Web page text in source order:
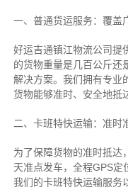
一、普通货运服务：覆盖
好运吉通镇江物流公司提
的货物重量是几百公斤还
解决方案。我们拥有专业
货物能够准时、安全地抵
二、卡班特快运输：准时
为了保障货物的准时抵达
天准点发车，全程GPS定
我们的卡班特快运输服务